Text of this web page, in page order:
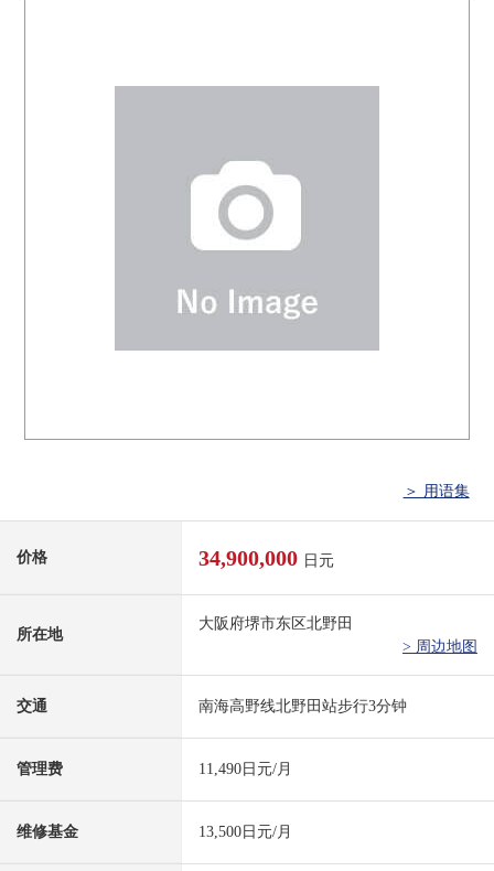
＞ 用语集
价格 34,900,000 日元
所在地
大阪府堺市东区北野田
> 周边地图
交通 南海高野线北野田站步行3分钟
管理费 11,490日元/月
维修基金 13,500日元/月